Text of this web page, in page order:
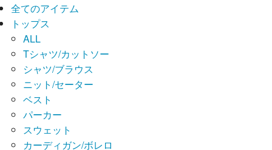
全てのアイテム
トップス
ALL
Tシャツ/カットソー
シャツ/ブラウス
ニット/セーター
ベスト
パーカー
スウェット
カーディガン/ボレロ